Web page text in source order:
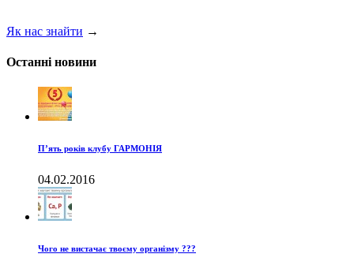
Як нас знайти →
Останні новини
П’ять років клубу ГАРМОНІЯ
04.02.2016
Чого не вистачає твоєму організму ???